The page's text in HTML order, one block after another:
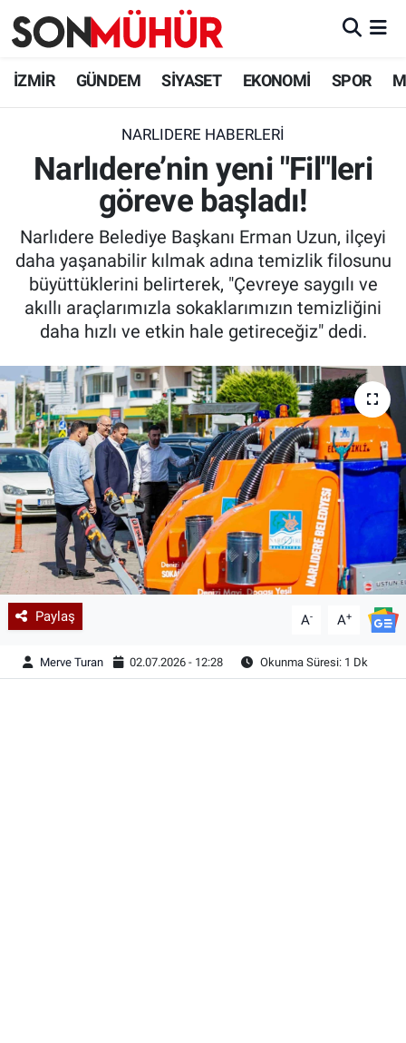
İZMİR GÜNDEM SİYASET EKONOMİ SPOR
NARLIDERE HABERLERI
Narlıdere’nin yeni "Fil"leri
göreve başladı!
Narlıdere Belediye Başkanı Erman Uzun, ilçeyi
daha yaşanabilir kılmak adına temizlik filosunu
büyüttüklerini belirterek, "Çevreye saygılı ve
akıllı araçlarımızla sokaklarımızın temizliğini
daha hızlı ve etkin hale getireceğiz" dedi.
Paylaş A- A+
Merve Turan 02.07.2026 - 12:28 Okunma Süresi: 1 Dk
İzmir Nöbetçi Eczaneler
İzmir Namaz Vakitleri
İzmir Trafik Yoğunluk Haritası
Süper Lig Puan Durumu ve Fikstür
Tüm Manşetler
Haber Arşivi